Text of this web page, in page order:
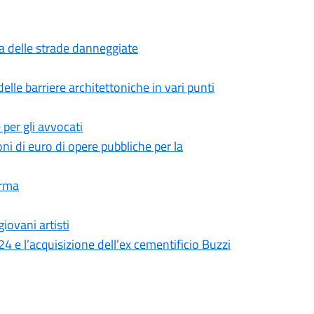
delle strade danneggiate
barriere architettoniche in vari punti
gli avvocati
di euro di opere pubbliche per la
artisti
e l’acquisizione dell’ex cementificio Buzzi